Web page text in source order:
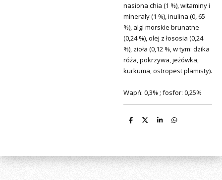
nasiona chia (1 %), witaminy i
minerały (1 %), inulina (0, 65
%), algi morskie brunatne
(0,24 %), olej z łososia (0,24
%), zioła (0,12 %, w tym: dzika
róża, pokrzywa, jeżówka,
kurkuma, ostropest plamisty).
Wapń: 0,3% ; fosfor: 0,25%
D
D
S
D